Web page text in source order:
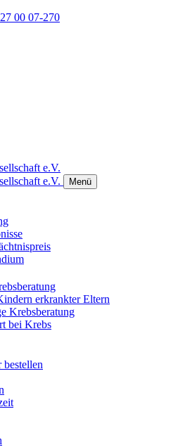
00 07-270
Menü
erkrankter Eltern
Krebsberatung
bei Krebs
bestellen